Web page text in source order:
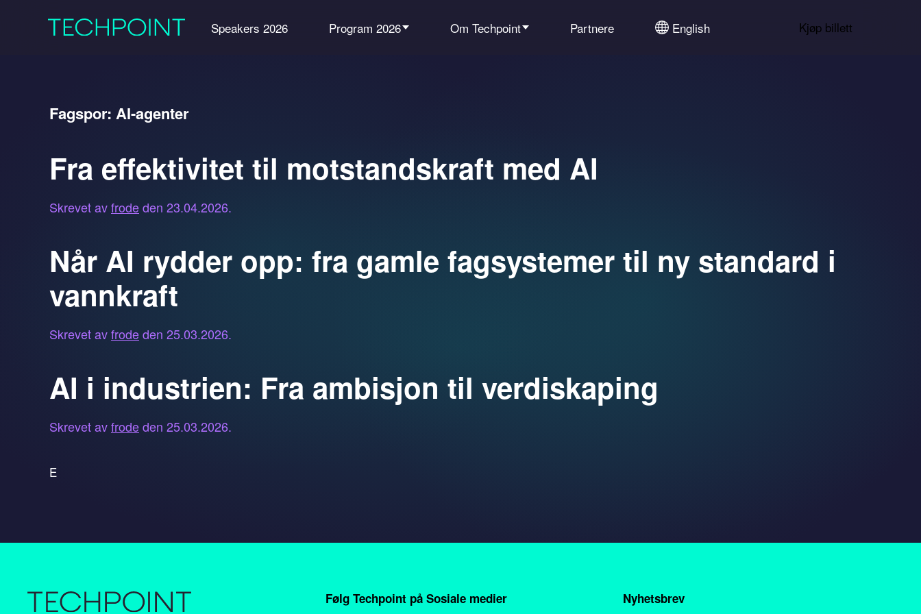
Speakers 2026 Program 2026 Om Techpoint Partnere English Kjøp billett
Fagspor: AI-agenter
Fra effektivitet til motstandskraft med AI
Skrevet avfrodeden 23.04.2026.
Når AI rydder opp: fra gamle fagsystemer til ny standard i
vannkraft
Skrevet avfrodeden 25.03.2026.
AI i industrien: Fra ambisjon til verdiskaping
Skrevet avfrodeden 25.03.2026.
E
Følg Techpoint på Sosiale medier Nyhetsbrev